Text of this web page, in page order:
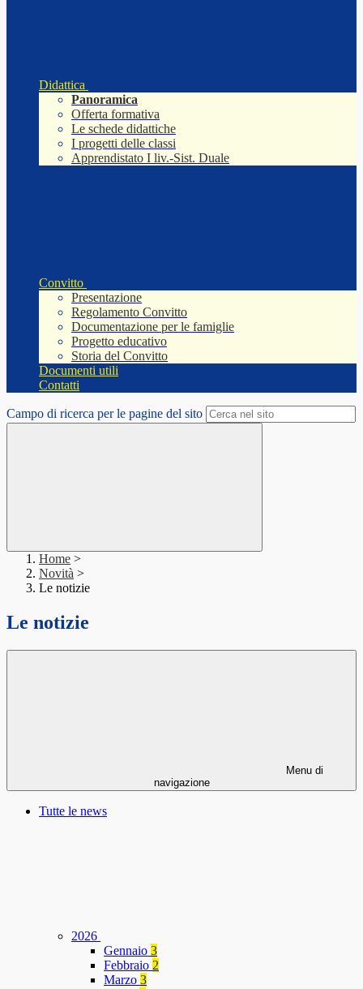
Didattica
Panoramica
Offerta formativa
Le schede didattiche
I progetti delle classi
Apprendistato I liv.-Sist. Duale
Convitto
Presentazione
Regolamento Convitto
Documentazione per le famiglie
Progetto educativo
Storia del Convitto
Documenti utili
Contatti
Campo di ricerca per le pagine del sito
Home >
Novità >
Le notizie
Le notizie
Menu di
navigazione
Tutte le news
2026
Gennaio 3
Febbraio 2
Marzo 3